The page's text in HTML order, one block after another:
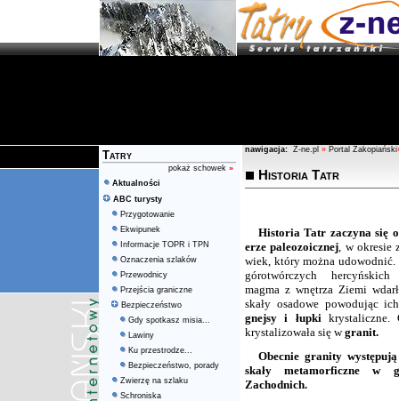
Tatry
pokaż schowek »
Aktualności
ABC turysty
Przygotowanie
Ekwipunek
Informacje TOPR i TPN
Oznaczenia szlaków
Przewodnicy
Przejścia graniczne
Bezpieczeństwo
Gdy spotkasz misia...
Lawiny
Ku przestrodze...
Bezpieczeństwo, porady
Zwierzę na szlaku
Schroniska
nawigacja: Z-ne.pl » Portal Zakopiański
Historia Tatr
Historia Tatr zaczyna się
erze paleozoicznej, w okresie
wiek, który można
górotwórczych
magma z wnętrza Ziemi
skały osadowe powodując
gnejsy i łupkikrystaliczne.
krystalizowała się wgranit.
Obecnie granity
skały metamorficzne w
Zachodnich.